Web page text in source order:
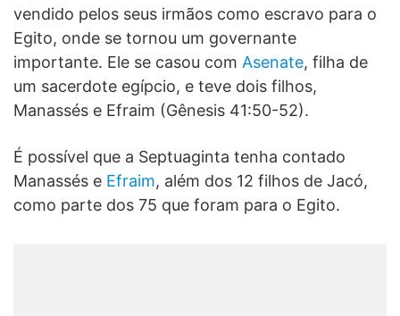
vendido pelos seus irmãos como escravo para o
Egito, onde se tornou um governante
importante. Ele se casou com Asenate, filha de
um sacerdote egípcio, e teve dois filhos,
Manassés e Efraim (Gênesis 41:50-52).
É possível que a Septuaginta tenha contado
Manassés e Efraim, além dos 12 filhos de Jacó,
como parte dos 75 que foram para o Egito.